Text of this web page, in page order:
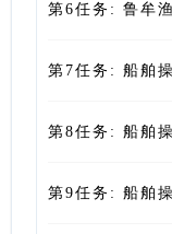
第6任务: 鲁牟
第7任务: 船舶
第8任务: 船舶
第9任务: 船舶